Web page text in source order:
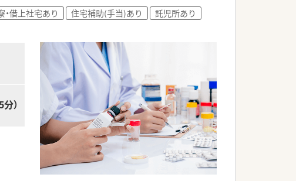
・借上社宅あり 住宅補助(手当)あり
託児所あり
）